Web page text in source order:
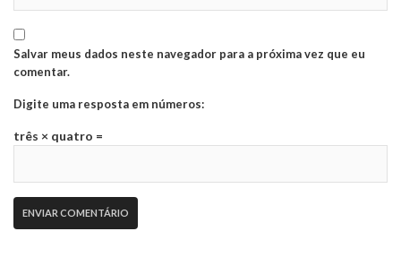
Salvar meus dados neste navegador para a próxima vez que eu
comentar.
Digite uma resposta em números:
três × quatro =